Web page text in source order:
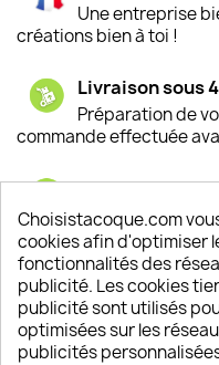
Une entreprise
créations bien à toi !
Livraison sous
Préparation de
commande effectuée
Satisfaction de
Depuis 2009,
sont satisfaits de nos
Un SAV à votre
Notre SAV est
Choisistacoque.com
cookies afin d'optimiser
fonctionnalités des
publicité. Les cookies
publicité sont utilisés
optimisées sur les
publicités